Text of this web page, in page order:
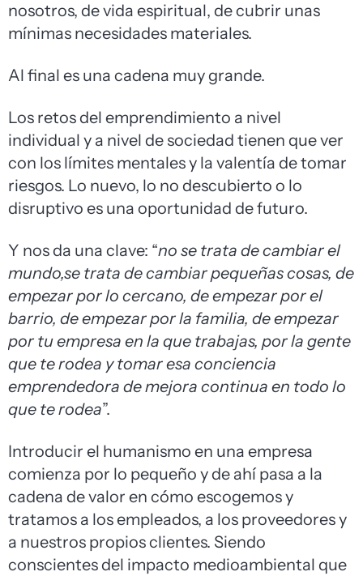
nosotros, de vida espiritual, de cubrir unas
mínimas necesidades materiales.
Al final es una cadena muy grande.
Los retos del emprendimiento a nivel
individual y a nivel de sociedad tienen que ver
con los límites mentales y la valentía de tomar
riesgos. Lo nuevo, lo no descubierto o lo
disruptivo es una oportunidad de futuro.
Y nos da una clave: “no se trata de cambiar el
mundo,se trata de cambiar pequeñas cosas, de
empezar por lo cercano, de empezar por el
barrio, de empezar por la familia, de empezar
por tu empresa en la que trabajas, por la gente
que te rodea y tomar esa conciencia
emprendedora de mejora continua en todo lo
que te rodea”.
Introducir el humanismo en una empresa
comienza por lo pequeño y de ahí pasa a la
cadena de valor en cómo escogemos y
tratamos a los empleados, a los proveedores y
a nuestros propios clientes. Siendo
conscientes del impacto medioambiental que